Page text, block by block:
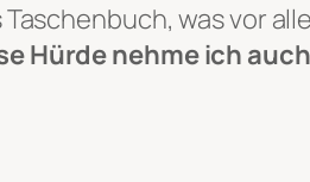
was vor
Hürde nehme ich